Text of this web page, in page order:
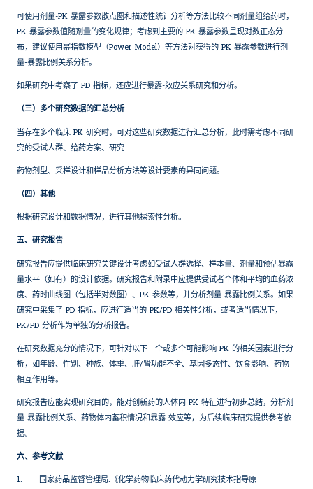
可使用剂量-PK 暴露参数散点图和描述性统计分析等方法比较不同剂量组给药时，
PK 暴露参数值随剂量的变化规律；考虑到主要的 PK 暴露参数呈现对数正态分
布，建议使用幂指数模型（Power Model）等方法对获得的 PK 暴露参数进行剂
量-暴露比例关系分析。
如果研究中考察了 PD 指标，还应进行暴露-效应关系研究和分析。
（三）多个研究数据的汇总分析
当存在多个临床 PK 研究时，可对这些研究数据进行汇总分析，此时需考虑不同研
究的受试人群、给药方案、研究
药物剂型、采样设计和样品分析方法等设计要素的异同问题。
（四）其他
根据研究设计和数据情况，进行其他探索性分析。
五、研究报告
研究报告应提供临床研究关键设计考虑如受试人群选择、样本量、剂量和预估暴露
量水平（如有）的设计依据。研究报告和附录中应提供受试者个体和平均的血药浓
度、药时曲线图（包括半对数图）、PK 参数等，并分析剂量-暴露比例关系。如果
研究中采集了 PD 指标，应进行适当的 PK/PD 相关性分析，或者适当情况下，
PK/PD 分析作为单独的分析报告。
在研究数据充分的情况下，可针对以下一个或多个可能影响 PK 的相关因素进行分
析，如年龄、性别、种族、体重、肝/肾功能不全、基因多态性、饮食影响、药物
相互作用等。
研究报告应能实现研究目的，能对创新药的人体内 PK 特征进行初步总结，分析剂
量-暴露比例关系、药物体内蓄积情况和暴露-效应等，为后续临床研究提供参考依
据。
六、参考文献
1.
国家药品监督管理局.《化学药物临床药代动力学研究技术指导原